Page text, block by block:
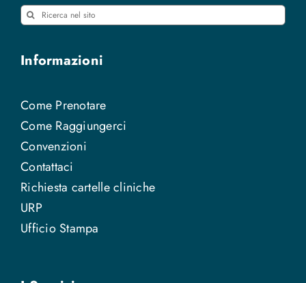
Cerca
Informazioni
Come Prenotare
Come Raggiungerci
Convenzioni
Contattaci
Richiesta cartelle cliniche
URP
Ufficio Stampa